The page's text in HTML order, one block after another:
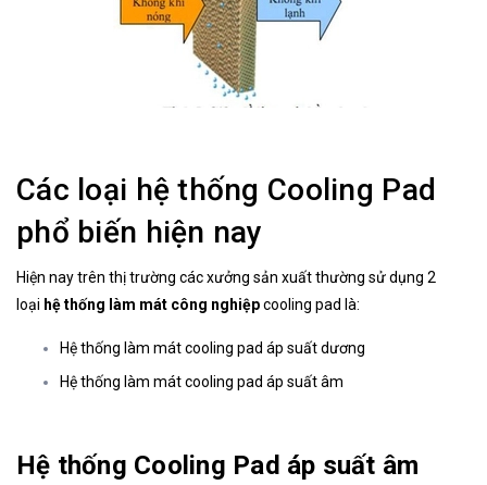
Các loại hệ thống Cooling Pad
phổ biến hiện nay
Hiện nay trên thị trường các xưởng sản xuất thường sử dụng 2
loại hệ thống làm mát công nghiệpcooling pad là:
Hệ thống làm mát cooling pad áp suất dương
Hệ thống làm mát cooling pad áp suất âm
Hệ thống Cooling Pad áp suất âm